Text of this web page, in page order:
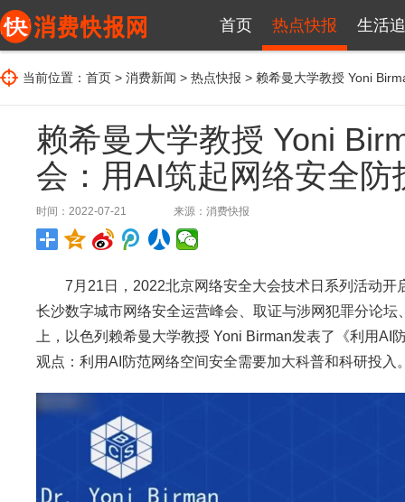
首页 热点快报 生活
当前位置： 首页 > 消费新闻 > 热点快报 > 赖希曼大学教授 Yoni
赖希曼大学教授 Yoni
会：用AI筑起网络安全防
时间：2022-07-21 来源： 消费快报
7月21日，2022北京网络安全大会技术日系列活动开
长沙数字城市网络安全运营峰会、取证与涉网犯罪分论
上，以色列赖希曼大学教授 Yoni Birman发表了《利用
观点：利用AI防范网络空间安全需要加大科普和科研投入